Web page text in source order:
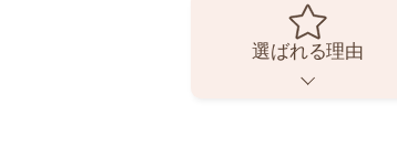
選ばれる理由